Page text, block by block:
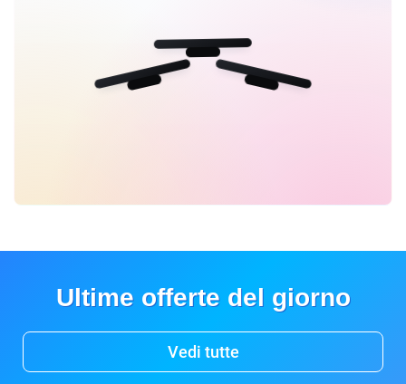
Ultime offerte del giorno
Vedi tutte